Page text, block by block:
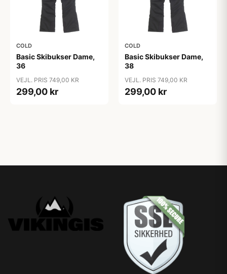
COLD
Basic Skibukser Dame,
36
VEJL. PRIS 749,00 KR
299,00 kr
COLD
Basic Skibukser Dame,
38
VEJL. PRIS 749,00 KR
299,00 kr